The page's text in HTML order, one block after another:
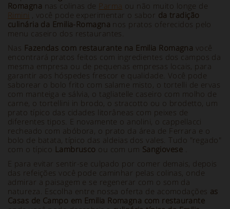
Romagna nas colinas de Parma ou não muito longe de
Rimini , você pode experimentar o sabor da tradição
culinária da Emilia-Romagna nos pratos oferecidos pelo
menu caseiro dos restaurantes.
Nas Fazendas com restaurante na Emilia Romagna você
encontrará pratos feitos com ingredientes dos campos da
mesma empresa ou de pequenas empresas locais, para
garantir aos hóspedes frescor e qualidade. Você pode
saborear o bolo frito com salame misto, o tortelli de ervas
com manteiga e sálvia, o tagliatelle caseiro com molho de
carne, o tortellini in brodo, o stracotto ou o brodetto, um
prato típico das cidades litorâneas com peixes de
diferentes tipos. E novamente o anolini, o cappellacci
recheado com abóbora, o prato da área de Ferrara e o
bolo de batata, típico das aldeias dos vales. Tudo "regado"
com o típico Lambrusco ou com um Sangiovese .
E para evitar sentir-se culpado por comer demais, depois
das refeições você pode caminhar pelas colinas, onde
admirar a paisagem e se regenerar com o som da
natureza. Escolha entre nossa oferta de acomodações as
Casas de Campo em Emilia Romagna com restaurante